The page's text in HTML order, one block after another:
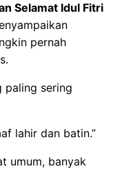
Selamat Idul Fitri
pernah
paling sering
lahir dan batin.”
umum, banyak